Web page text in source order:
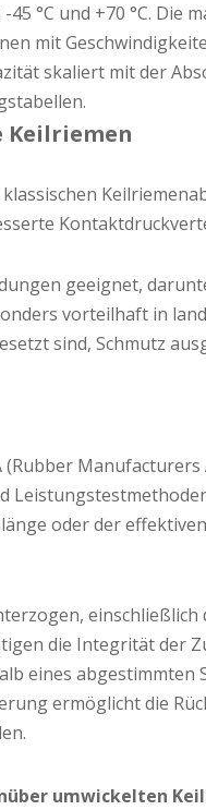
°C und +70 °C. Die
mit
skaliert mit der
Keilriemen
geeignet,
vorteilhaft in
sind, Schmutz
oder der
die Integrität der
eines abgestimmten
ermöglicht die
umwickelten